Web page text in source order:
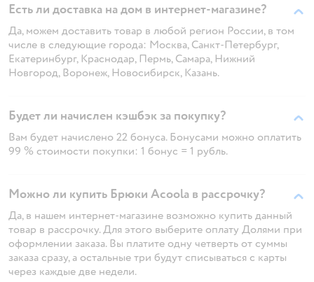
Есть ли доставка на дом в интернет-магазине?
Да, можем доставить товар в любой регион России, в том
числе в следующие города: Москва, Санкт-Петербург,
Екатеринбург, Краснодар, Пермь, Самара, Нижний
Новгород, Воронеж, Новосибирск, Казань.
Будет ли начислен кэшбэк за покупку?
Вам будет начислено 22 бонуса. Бонусами можно оплатить
99 % стоимости покупки: 1 бонус = 1 рубль.
Можно ли купить Брюки Acoola в рассрочку?
Да, в нашем интернет-магазине возможно купить данный
товар в рассрочку. Для этого выберите оплату Долями при
оформлении заказа. Вы платите одну четверть от суммы
заказа сразу, а остальные три будут списываться с карты
через каждые две недели.